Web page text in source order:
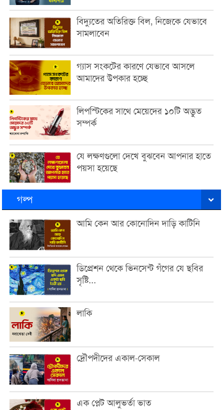
বিদ্যুতের অতিরিক্ত বিল, নিজেকে যেভাবে
সামলাবেন
গ্যাস সংকটের কারণে যেভাবে আসলে
আমাদের উপকার হচ্ছে
লিপস্টিকের সাথে মেয়েদের ১০টি অদ্ভুত
সম্পর্ক
যে লক্ষণগুলো দেখে বুঝবেন আপনার হাতে
পয়সা হয়েছে
গল্প
আমি কেন আর কোনোদিন দাড়ি কাটিনি
ডিপ্রেশন থেকে ভিনসেন্ট গঁগের যে ছবির
সৃষ্টি...
লাকি
দ্রৌপদীদের একাল-সেকাল
এক প্লেট আলুভর্তা ভাত